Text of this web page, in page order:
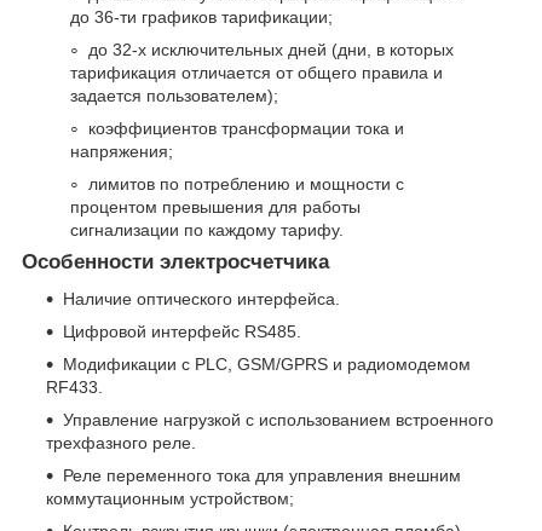
до 36-ти графиков тарификации;
до 32-х исключительных дней (дни, в которых
тарификация отличается от общего правила и
задается пользователем);
коэффициентов трансформации тока и
напряжения;
лимитов по потреблению и мощности с
процентом превышения для работы
сигнализации по каждому тарифу.
Особенности электросчетчика
Наличие оптического интерфейса.
Цифровой интерфейс RS485.
Модификации с PLC, GSM/GPRS и радиомодемом
RF433.
Управление нагрузкой с использованием встроенного
трехфазного реле.
Реле переменного тока для управления внешним
коммутационным устройством;